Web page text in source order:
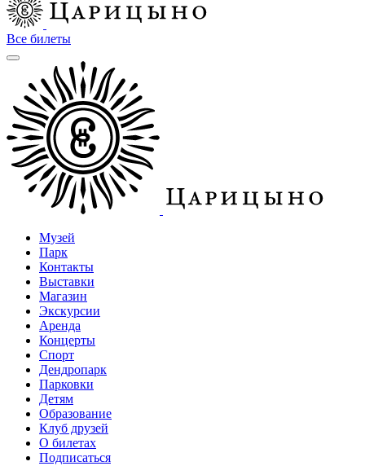
Все билеты
Музей
Парк
Контакты
Выставки
Магазин
Экскурсии
Аренда
Концерты
Спорт
Дендропарк
Парковки
Детям
Образование
Клуб друзей
О билетах
Подписаться